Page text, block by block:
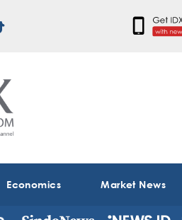
Economics Market News